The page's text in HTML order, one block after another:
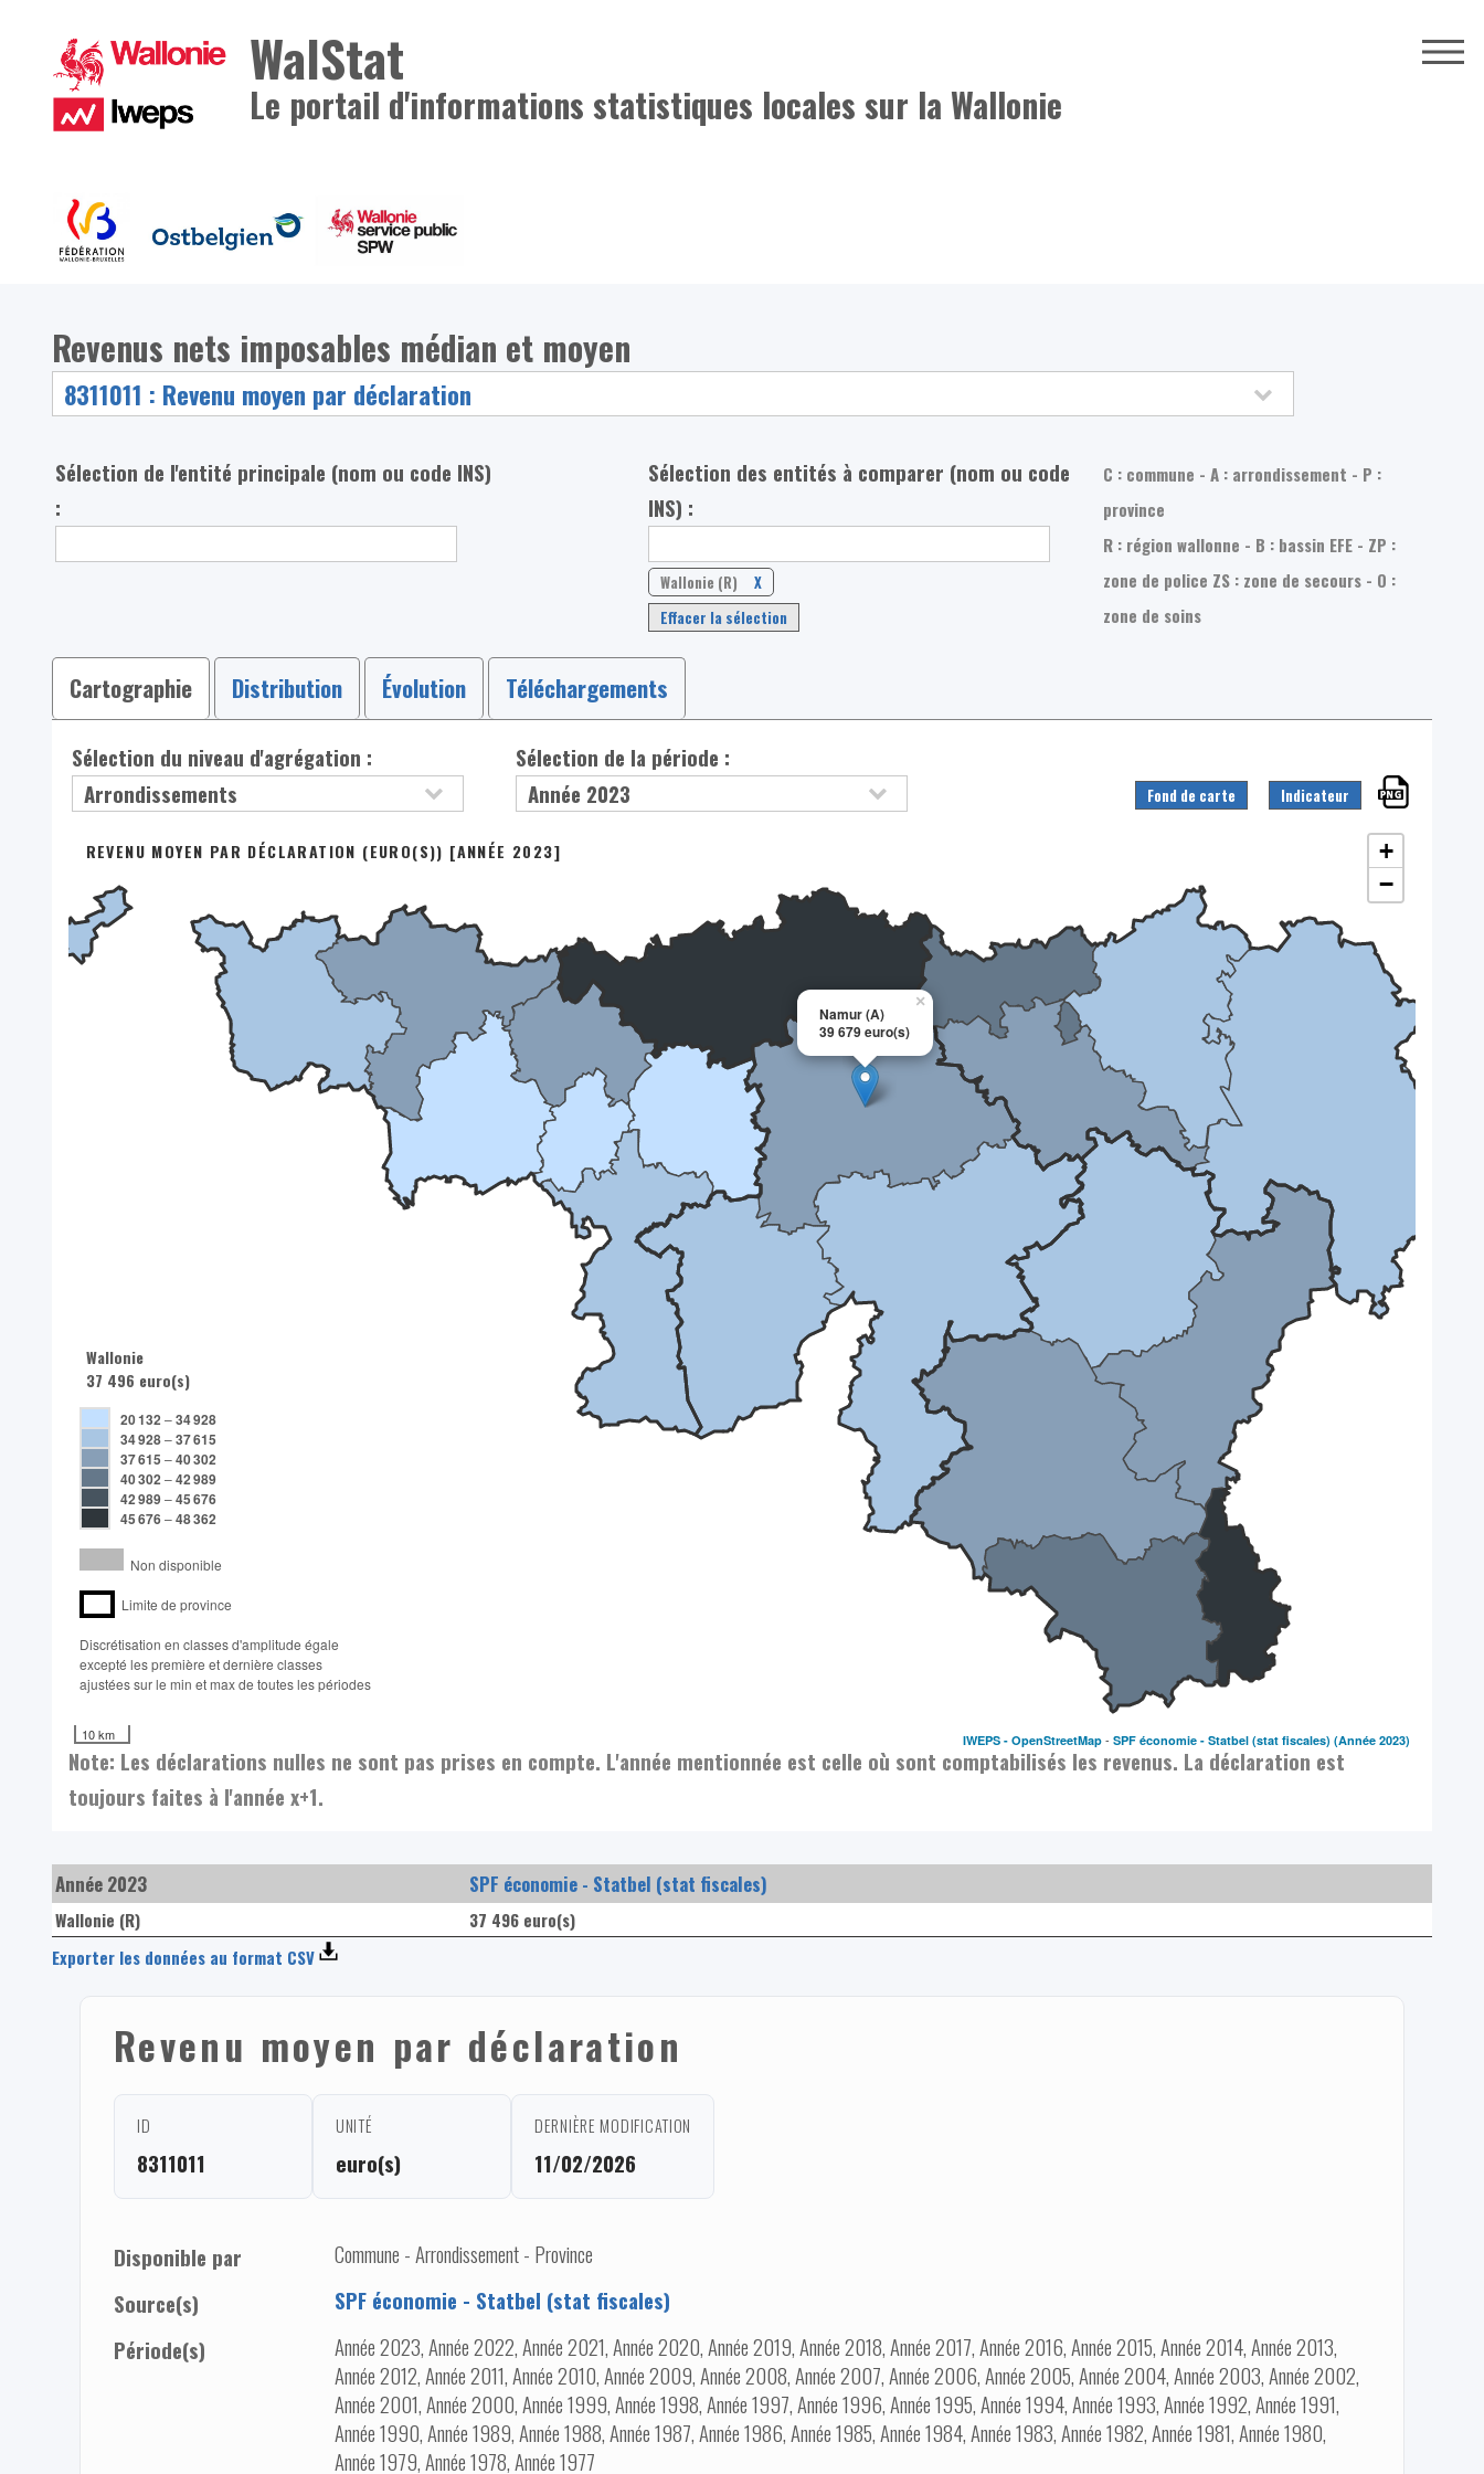
WalStat
Le portail d'informations statistiques locales sur la Wallonie
Revenus nets imposables médian et moyen
Sélection de l'entité principale (nom ou code INS)
:
Sélection des entités à comparer (nom ou code
INS) :
Wallonie (R)
X
Effacer la sélection
C : commune - A : arrondissement - P :
province
R : région wallonne - B : bassin EFE - ZP :
zone de police ZS : zone de secours - O :
zone de soins
Cartographie Distribution Évolution Téléchargements
Sélection du niveau d'agrégation : Sélection de la période :
Fond de carte Indicateur
Namur (A)
39 679 euro(s)
×
REVENU MOYEN PAR DÉCLARATION (EURO(S)) [ANNÉE 2023]
+
−
Wallonie
37 496 euro(s)
20 132 –34 928
34 928–37 615
37 615 –40 302
40 302 –42 989
42 989–45 676
45 676–48 362
Non disponible
Limite de province
Discrétisation en classes d'amplitude égale​
excepté les première et dernière classes
ajustées sur le min et max de toutes les périodes
10 km IWEPS -OpenStreetMap -SPF économie - Statbel (stat fiscales) (Année 2023)
Note: Les déclarations nulles ne sont pas prises en compte. L'année mentionnée est celle où sont comptabilisés les revenus. La déclaration est
toujours faites à l'année x+1.
Année 2023 SPF économie - Statbel (stat fiscales)
Wallonie (R)
37 496 euro(s)
Exporter les données au format CSV
Revenu moyen par déclaration
ID
8311011
UNITÉ
euro(s)
DERNIÈRE MODIFICATION
11/02/2026
Disponible par
Commune - Arrondissement - Province
Source(s)
SPF économie - Statbel (stat fiscales)
Période(s)
Année 2023, Année 2022, Année 2021, Année 2020, Année 2019, Année 2018, Année 2017, Année 2016, Année 2015, Année 2014, Année 2013,
Année 2012, Année 2011, Année 2010, Année 2009, Année 2008, Année 2007, Année 2006, Année 2005, Année 2004, Année 2003, Année 2002,
Année 2001, Année 2000, Année 1999, Année 1998, Année 1997, Année 1996, Année 1995, Année 1994, Année 1993, Année 1992, Année 1991,
Année 1990, Année 1989, Année 1988, Année 1987, Année 1986, Année 1985, Année 1984, Année 1983, Année 1982, Année 1981, Année 1980,
Année 1979, Année 1978, Année 1977